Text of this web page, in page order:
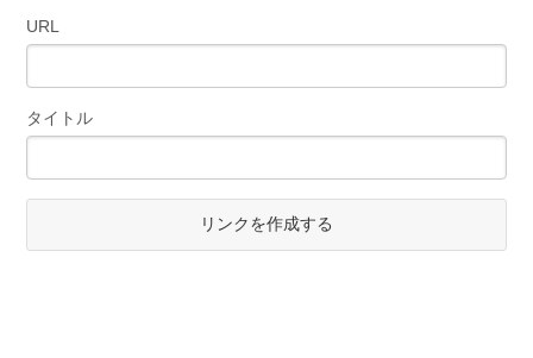
URL
タイトル
リンクを作成する